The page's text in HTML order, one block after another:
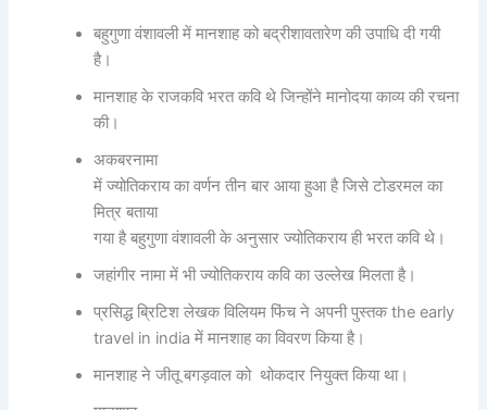
बहुगुणा वंशावली में मानशाह को बद्रीशावतारेण की उपाधि दी गयी
है।
मानशाह के राजकवि भरत कवि थे जिन्होंने मानोदया काव्य की रचना
की।
अकबरनामा
में ज्योतिकराय का वर्णन तीन बार आया हुआ है जिसे टोडरमल का
मित्र बताया
गया है बहुगुणा वंशावली के अनुसार ज्योतिकराय ही भरत कवि थे।
जहांगीर नामा में भी ज्योतिकराय कवि का उल्लेख मिलता है।
प्रसिद्ध ब्रिटिश लेखक विलियम फिंच ने अपनी पुस्तक the early
travel in india में मानशाह का विवरण किया है।
मानशाह ने जीतू बगड़वाल को थोकदार नियुक्त किया था।